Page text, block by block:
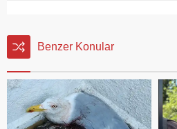
Benzer Konular